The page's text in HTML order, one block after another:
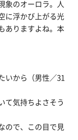
象のオーロラ。人
に浮かび上がる光
ありますよね。本
いから（男性／31
て気持ちよさそう
ので、この目で見